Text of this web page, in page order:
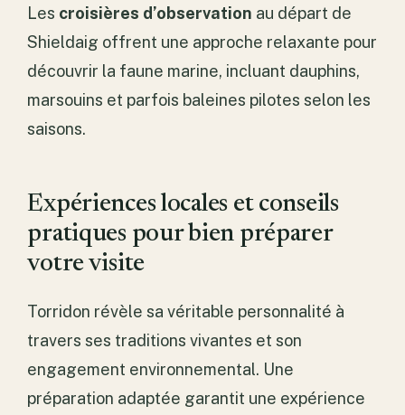
Les croisières d’observation au départ de
Shieldaig offrent une approche relaxante pour
découvrir la faune marine, incluant dauphins,
marsouins et parfois baleines pilotes selon les
saisons.
Expériences locales et conseils
pratiques pour bien préparer
votre visite
Torridon révèle sa véritable personnalité à
travers ses traditions vivantes et son
engagement environnemental. Une
préparation adaptée garantit une expérience